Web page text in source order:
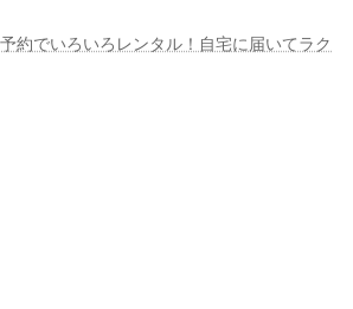
約でいろいろレンタル！自宅に届いてラク